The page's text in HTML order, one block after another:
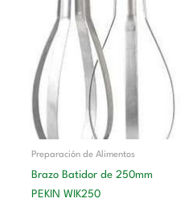
Preparación de Alimentos
Brazo Batidor de 250mm
PEKIN WIK250